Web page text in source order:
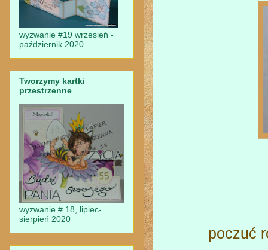
poczuć
wyzwanie #19 wrzesień -
październik 2020
Tworzymy kartki
przestrzenne
wyzwanie # 18, lipiec-
sierpień 2020